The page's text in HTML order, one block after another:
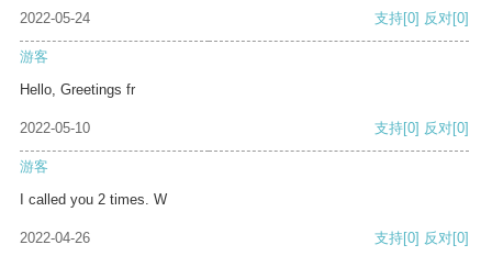
2022-05-24 支持[0] 反对[0]
游客
Hello, Greetings fr
2022-05-10 支持[0] 反对[0]
游客
I called you 2 times. W
2022-04-26 支持[0] 反对[0]